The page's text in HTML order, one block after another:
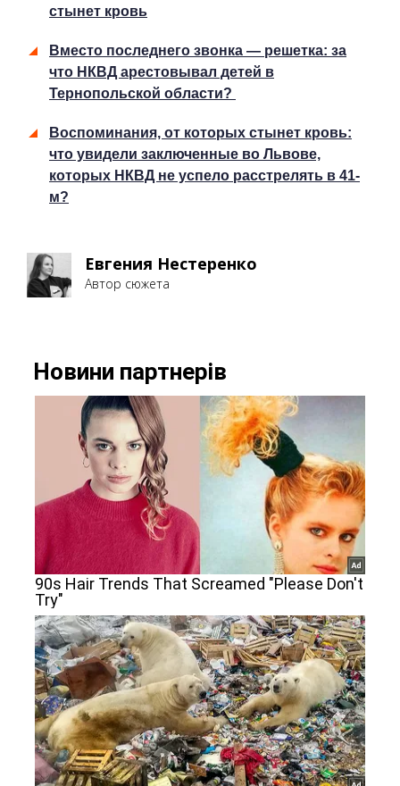
стынет кровь
Вместо последнего звонка — решетка: за
что НКВД арестовывал детей в
Тернопольской области?
Воспоминания, от которых стынет кровь:
что увидели заключенные во Львове,
которых НКВД не успело расстрелять в 41-
м?
Евгения Нестеренко
Автор сюжета